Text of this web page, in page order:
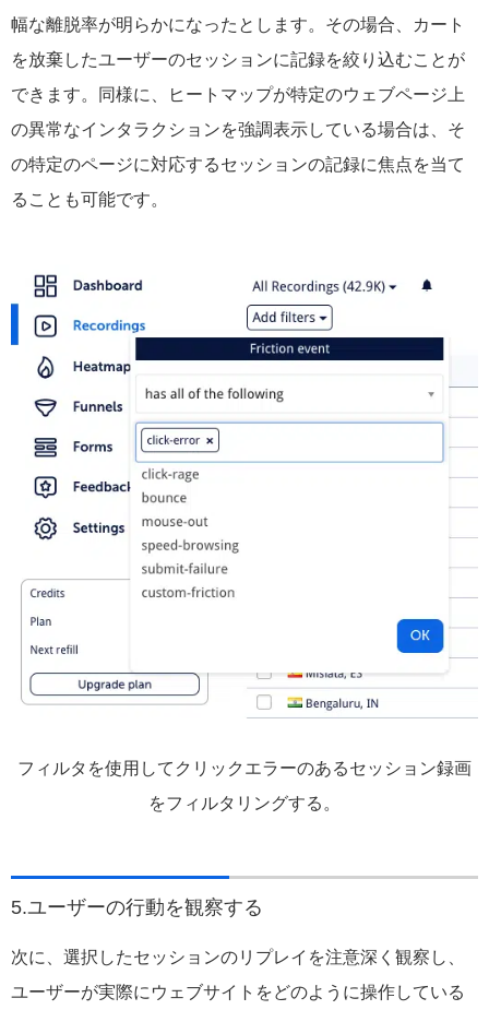
幅な離脱率が明らかになったとします。その場合、カート
を放棄したユーザーのセッションに記録を絞り込むことが
できます。同様に、ヒートマップが特定のウェブページ上
の異常なインタラクションを強調表示している場合は、そ
の特定のページに対応するセッションの記録に焦点を当て
ることも可能です。
フィルタを使用してクリックエラーのあるセッション録画
をフィルタリングする。
5.ユーザーの行動を観察する
次に、選択したセッションのリプレイを注意深く観察し、
ユーザーが実際にウェブサイトをどのように操作している